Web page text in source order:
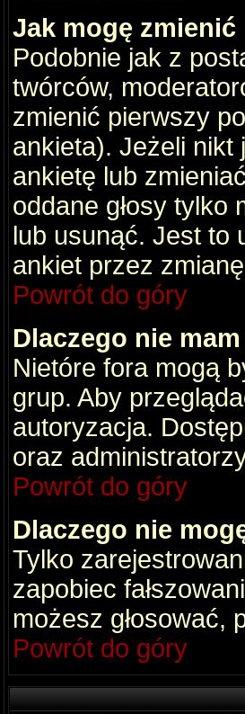
Jak mogę
Podobnie jak z
twórców,
zmienić pierwszy
ankieta). Jeżeli nikt
ankietę lub
oddane głosy
lub usunąć. Jest to
ankiet przez
Powrót do góry
Dlaczego nie
Nietóre fora mogą
grup. Aby
autoryzacja.
oraz
Powrót do góry
Dlaczego nie
Tylko
zapobiec
możesz głosować,
Powrót do góry